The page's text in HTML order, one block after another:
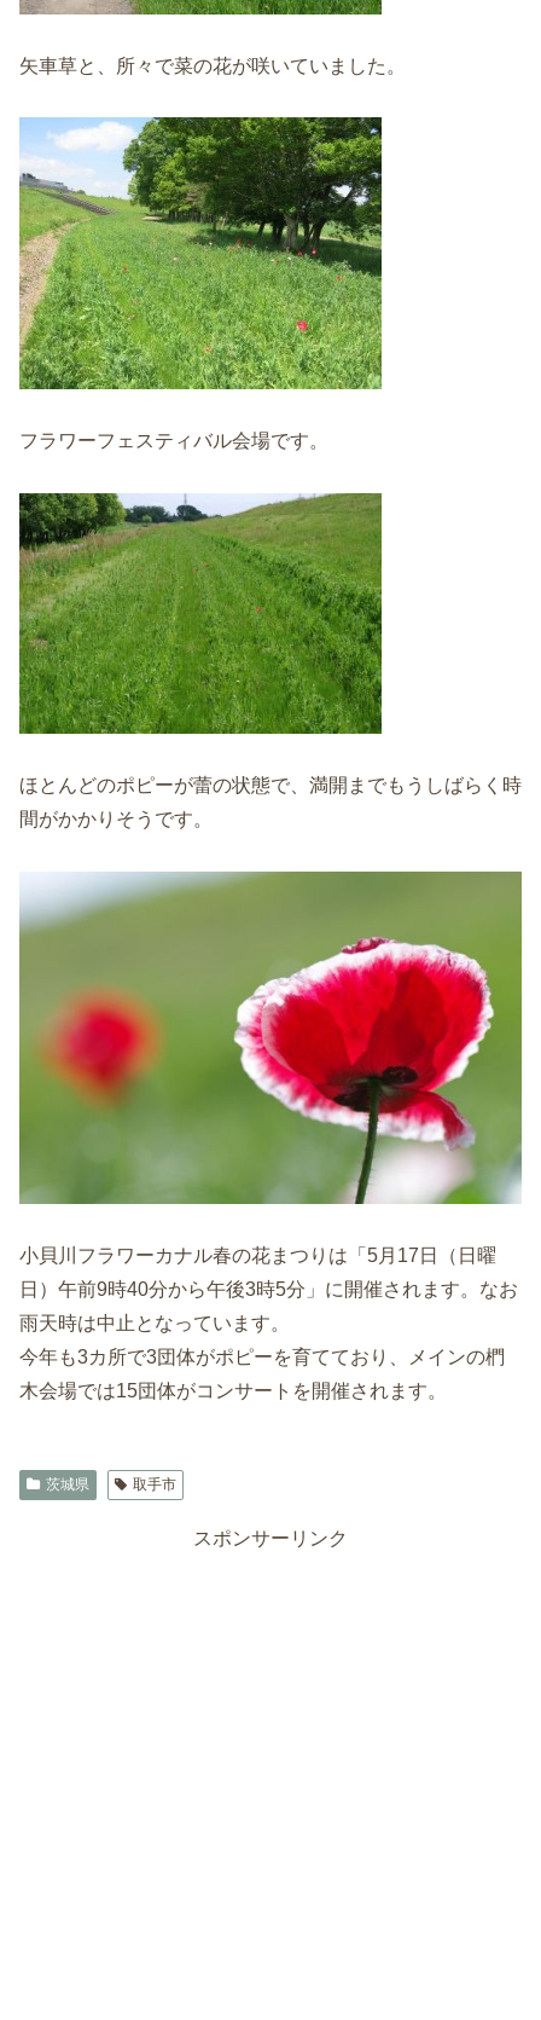
矢車草と、所々で菜の花が咲いていました。
フラワーフェスティバル会場です。
ほとんどのポピーが蕾の状態で、満開までもうしばらく時
間がかかりそうです。
小貝川フラワーカナル春の花まつりは「5月17日（日曜
日）午前9時40分から午後3時5分」に開催されます。なお
雨天時は中止となっています。
今年も3カ所で3団体がポピーを育てており、メインの椚
木会場では15団体がコンサートを開催されます。
茨城県 取手市
スポンサーリンク